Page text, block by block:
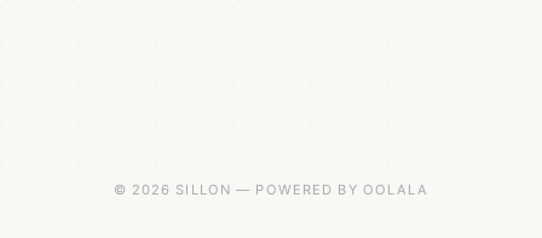
© 2026 SILLON — POWERED BY OOLALA